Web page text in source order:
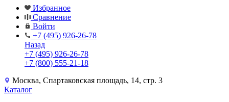
Избранное
Сравнение
Войти
+7 (495) 926-26-78
Назад
+7 (495) 926-26-78
+7 (800) 555-21-18
Москва, Спартаковская площадь, 14, стр. 3
Каталог